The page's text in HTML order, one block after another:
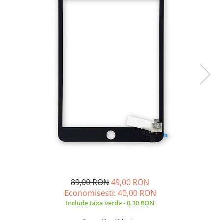
A2251 (Retina 13” 2020)
A2992 (M3 14” 2023)
89,00 RON49,00 RON
Economisesti: 40,00 RON
Include taxa verde - 0,10 RON